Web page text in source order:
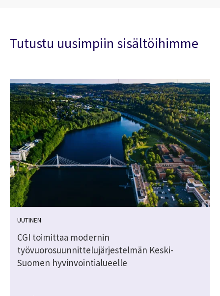
Tutustu uusimpiin sisältöihimme
UUTINEN
CGI toimittaa modernin
työvuorosuunnittelujärjestelmän Keski-
Suomen hyvinvointialueelle